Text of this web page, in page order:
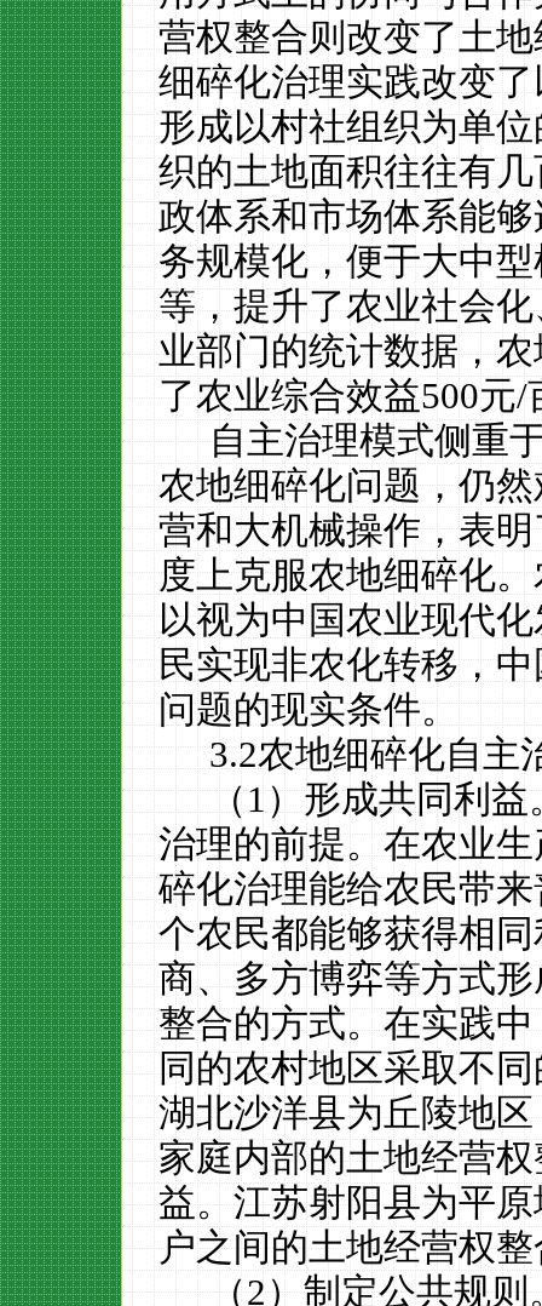
营权整合则改变了土
细碎化治理实践改变
形成以村社组织为单
织的土地面积往往有
政体系和市场体系能
务规模化，便于大中
等，提升了农业社会
业部门的统计数据，
了农业综合效益500元/
自主治理模式侧重
农地细碎化问题，仍
营和大机械操作，表
度上克服农地细碎化
以视为中国农业现代
民实现非农化转移，
问题的现实条件。
3.2农地细碎化自主
（1）形成共同利
治理的前提。在农业
碎化治理能给农民带
个农民都能够获得相
商、多方博弈等方式
整合的方式。在实践
同的农村地区采取不
湖北沙洋县为丘陵地
家庭内部的土地经营
益。江苏射阳县为平
户之间的土地经营权
（2）制定公共规